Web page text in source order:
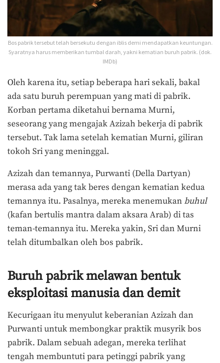
Bos pabrik tersebut telah bersekutu dengan iblis demi mendapatkan keuntungan.
Syaratnya harus memberikan tumbal darah, yakni kematian buruh pabrik. (dok.
IMDb)
Oleh karena itu, setiap beberapa hari sekali, bakal
ada satu buruh perempuan yang mati di pabrik.
Korban pertama diketahui bernama Murni,
seseorang yang mengajak Azizah bekerja di pabrik
tersebut. Tak lama setelah kematian Murni, giliran
tokoh Sri yang meninggal.
Azizah dan temannya, Purwanti (Della Dartyan)
merasa ada yang tak beres dengan kematian kedua
temannya itu. Pasalnya, mereka menemukan buhul
(kafan bertulis mantra dalam aksara Arab) di tas
teman-temannya itu. Mereka yakin, Sri dan Murni
telah ditumbalkan oleh bos pabrik.
Buruh pabrik melawan bentuk
eksploitasi manusia dan demit
Kecurigaan itu menyulut keberanian Azizah dan
Purwanti untuk membongkar praktik musyrik bos
pabrik. Dalam sebuah adegan, mereka terlihat
tengah membuntuti para petinggi pabrik yang